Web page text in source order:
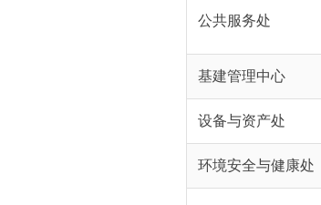
公共服务处
基建管理中心
设备与资产处
环境安全与健康处